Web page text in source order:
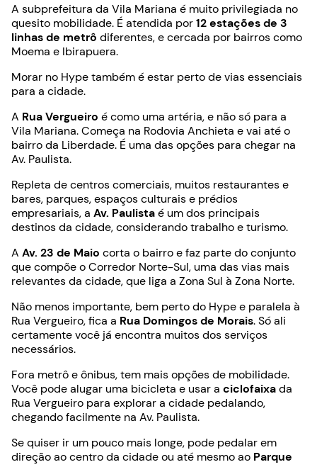
A subprefeitura da Vila Mariana é muito privilegiada no
quesito mobilidade. É atendida por12 estações de 3
linhas de metrô diferentes, e cercada por bairros como
Moema e Ibirapuera.
Morar no Hype também é estar perto de vias essenciais
para a cidade.
A Rua Vergueiro é como uma artéria, e não só para a
Vila Mariana. Começa na Rodovia Anchieta e vai até o
bairro da Liberdade. É uma das opções para chegar na
Av. Paulista.
Repleta de centros comerciais, muitos restaurantes e
bares, parques, espaços culturais e prédios
empresariais, a Av. Paulistaé um dos principais
destinos da cidade, considerando trabalho e turismo.
A Av. 23 de Maio corta o bairro e faz parte do conjunto
que compõe o Corredor Norte-Sul, uma das vias mais
relevantes da cidade, que liga a Zona Sul à Zona Norte.
Não menos importante, bem perto do Hype e paralela à
Rua Vergueiro, fica a Rua Domingos de Morais. Só ali
certamente você já encontra muitos dos serviços
necessários.
Fora metrô e ônibus, tem mais opções de mobilidade.
Você pode alugar uma bicicleta e usar a ciclofaixada
Rua Vergueiro para explorar a cidade pedalando,
chegando facilmente na Av. Paulista.
Se quiser ir um pouco mais longe, pode pedalar em
direção ao centro da cidade ou até mesmo ao Parque